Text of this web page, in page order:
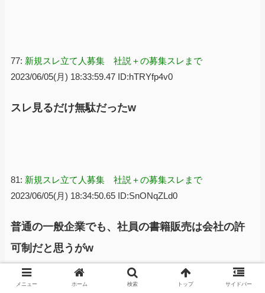
77: 新規スレ立て人募集 社説＋の募集スレまで
2023/06/05(月) 18:33:59.47 ID:hTRYfp4v0
スレ見るだけ無駄だったw
81: 新規スレ立て人募集 社説＋の募集スレまで
2023/06/05(月) 18:34:50.65 ID:SnONqZLd0
普通の一般企業でも、社員の書籍販売は会社の許
可制だと思うがw
SNSに書いてもコンプライアンス違反で処分され
メニュー ホーム 検索 トップ サイドバー